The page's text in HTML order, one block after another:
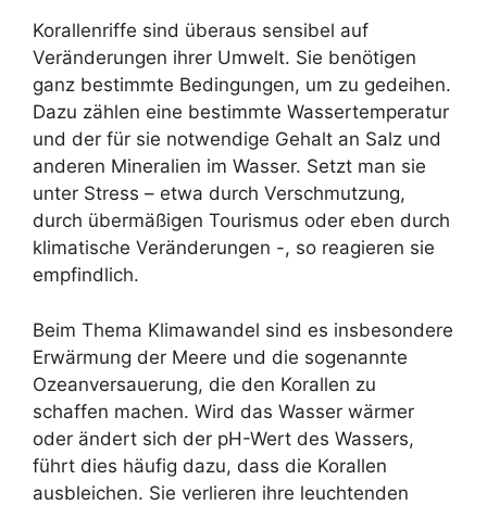
Korallenriffe sind überaus sensibel auf
Veränderungen ihrer Umwelt. Sie benötigen
ganz bestimmte Bedingungen, um zu gedeihen.
Dazu zählen eine bestimmte Wassertemperatur
und der für sie notwendige Gehalt an Salz und
anderen Mineralien im Wasser. Setzt man sie
unter Stress – etwa durch Verschmutzung,
durch übermäßigen Tourismus oder eben durch
klimatische Veränderungen -, so reagieren sie
empfindlich.
Beim Thema Klimawandel sind es insbesondere
Erwärmung der Meere und die sogenannte
Ozeanversauerung, die den Korallen zu
schaffen machen. Wird das Wasser wärmer
oder ändert sich der pH-Wert des Wassers,
führt dies häufig dazu, dass die Korallen
ausbleichen. Sie verlieren ihre leuchtenden